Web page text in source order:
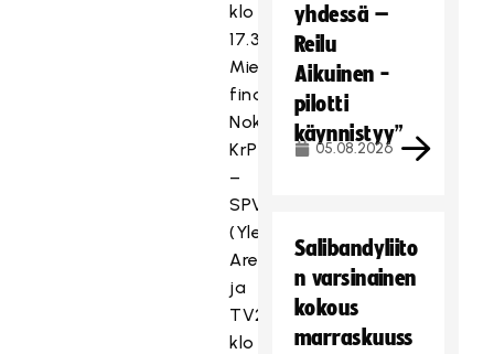
klo
17.30
Miesten
finaali:
Nokian
KrP
–
SPV
(Yle
Areena
ja
TV2
klo
yhdessä –
Reilu
Aikuinen -
pilotti
käynnistyy”
05.08.2026
Salibandyliito
n varsinainen
kokous
marraskuuss